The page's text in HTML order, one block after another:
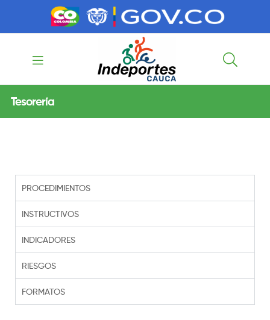
Cauca
Tesorería
PROCEDIMIENTOS
INSTRUCTIVOS
INDICADORES
RIESGOS
FORMATOS